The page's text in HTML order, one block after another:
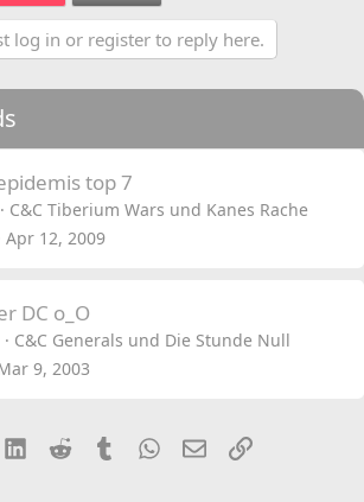
log in or register to reply here.
top 7
C&C Tiberium Wars und Kanes Rache
Apr 12, 2009
DC o_O
C&C Generals und Die Stunde Null
9, 2003
LinkedIn
Reddit TumblrWhatsApp
EmailLink